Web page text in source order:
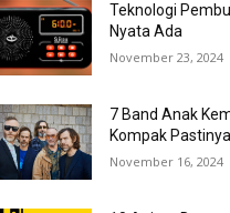
Teknologi
Nyata Ada
November 23, 2024
7 Band Anak
Kompak
November 16, 2024